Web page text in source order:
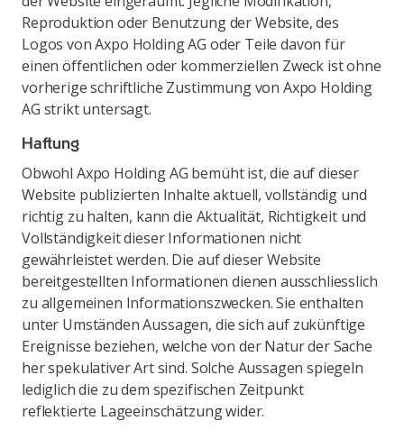
Reproduktion oder Benutzung der Website, des
Logos von Axpo Holding AG oder Teile davon für
einen öffentlichen oder kommerziellen Zweck ist ohne
vorherige schriftliche Zustimmung von Axpo Holding
AG strikt untersagt.
Haftung
Obwohl Axpo Holding AG bemüht ist, die auf dieser
Website publizierten Inhalte aktuell, vollständig und
richtig zu halten, kann die Aktualität, Richtigkeit und
Vollständigkeit dieser Informationen nicht
gewährleistet werden. Die auf dieser Website
bereitgestellten Informationen dienen ausschliesslich
zu allgemeinen Informationszwecken. Sie enthalten
unter Umständen Aussagen, die sich auf zukünftige
Ereignisse beziehen, welche von der Natur der Sache
her spekulativer Art sind. Solche Aussagen spiegeln
lediglich die zu dem spezifischen Zeitpunkt
reflektierte Lageeinschätzung wider.